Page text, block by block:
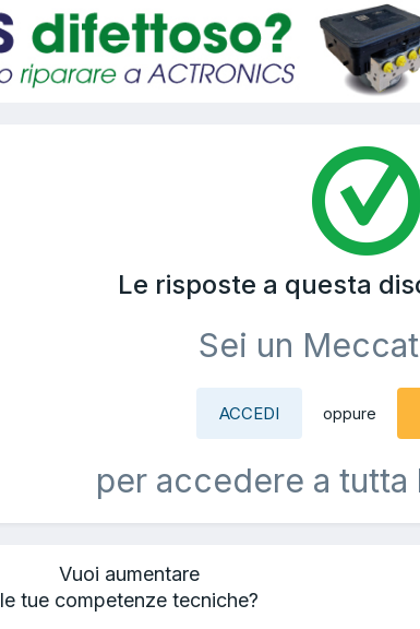
Le risposte a questa
Sei un
ACCEDI oppure
per accedere a tutta
Vuoi aumentare
le tue competenze tecniche?